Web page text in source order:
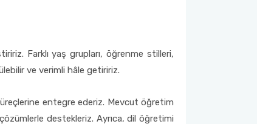
Farklı yaş grupları, öğrenme stilleri,
ve verimli hâle getiririz.
entegre ederiz. Mevcut öğretim
destekleriz. Ayrıca, dil öğretimi